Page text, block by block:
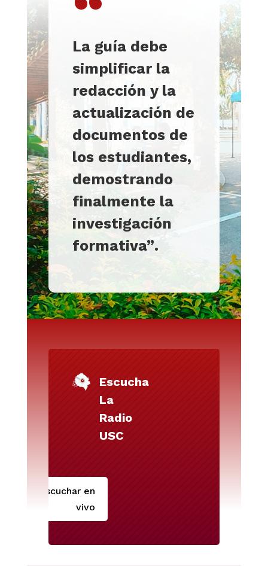
La guía debe
simplificar la
redacción y la
actualización de
documentos de
los estudiantes,
demostrando
finalmente la
investigación
formativa”.
Escucha
La
Radio
USC
Escuchar en
vivo